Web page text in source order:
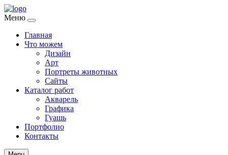
Меню
Главная
Что можем
Дизайн
Арт
Портреты животных
Сайты
Каталог работ
Акварель
Графика
Гуашь
Портфолио
Контакты